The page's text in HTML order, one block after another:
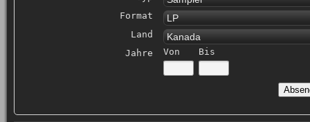
Format LP
Land Kanada
Jahre Von Bis